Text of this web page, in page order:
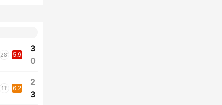
28' 5.9
3
0
11' 6.2
2
3